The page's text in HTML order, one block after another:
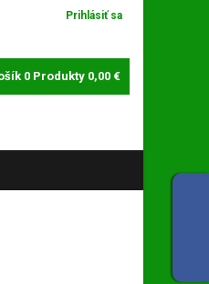
Prihlásiť sa
0 Produkty 0,00 €